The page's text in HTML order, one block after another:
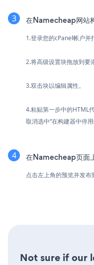
在Namecheap网站
1.登录您的cPanel帐户并
2.将高级设置块拖放到要
3.双击块以编辑属性。
4.粘贴第一步中的HTML
取消选中“在构建器中停
在Namecheap页面
点击左上角的预览并发布
Not sure if our